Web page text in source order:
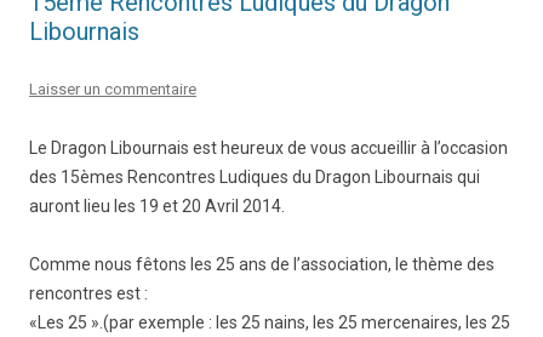
Libournais
Laisser un commentaire
Le Dragon Libournais est heureux de vous accueillir à l’occasion
des 15èmes Rencontres Ludiques du Dragon Libournais qui
auront lieu les 19 et 20 Avril 2014.
Comme nous fêtons les 25 ans de l’association, le thème des
rencontres est :
«Les 25 ».(par exemple : les 25 nains, les 25 mercenaires, les 25